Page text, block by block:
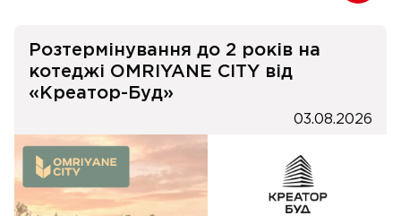
Розтермінування до 2 років на
котеджі OMRIYANE CITY від
«Креатор-Буд»
03.08.2026